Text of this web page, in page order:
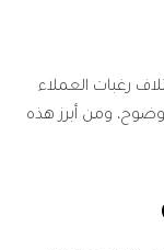
رغبات العملاء
ومن أبرز هذه